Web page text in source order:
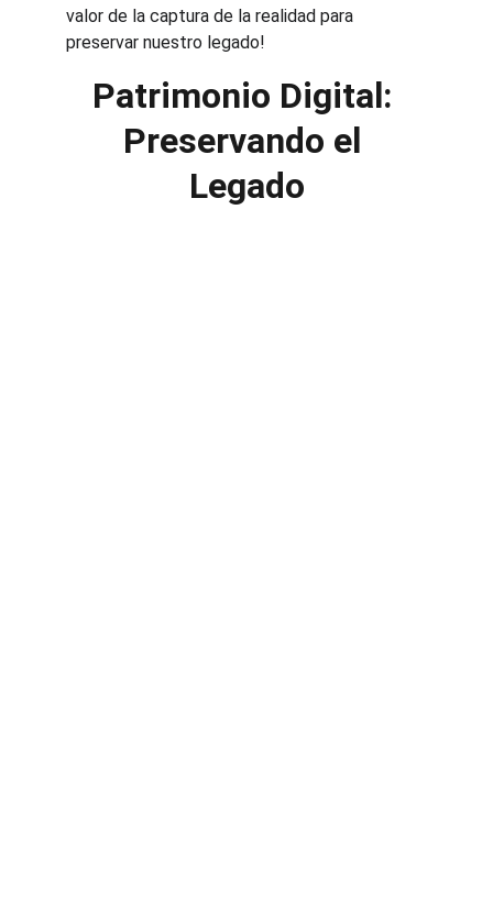
valor de la captura de la realidad para
preservar nuestro legado!
Patrimonio Digital:
Preservando el
Legado